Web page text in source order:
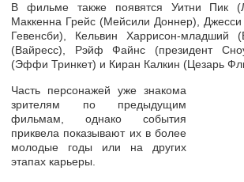
В фильме также появятся Уитни Пик
Маккенна Грейс (Мейсили Доннер),
Гевенсби), Кельвин Харрисон-младший
(Вайресс), Рэйф Файнс (президент
(Эффи Тринкет) и Киран Калкин (Цезарь
Часть персонажей уже знакома
зрителям по предыдущим
фильмам, однако события
приквела показывают их в более
молодые годы или на других
этапах карьеры.